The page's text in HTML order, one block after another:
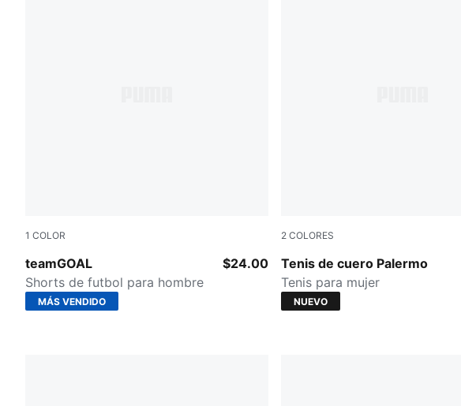
1 COLOR
teamGOAL
Puma Black-Puma White
Shorts de futbol para hombre
$24.00
MÁS VENDIDO
2 COLORES
Tenis de cuero Palermo
PUMA Black-Feather Gray-Gum
Tenis para mujer
NUEVO